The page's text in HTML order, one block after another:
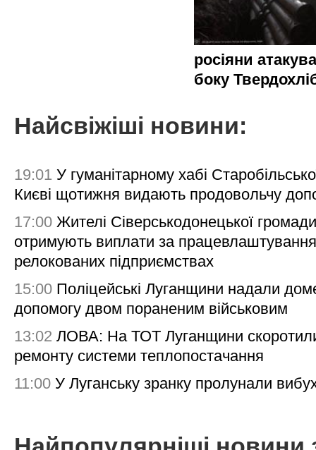
росіяни
боку
Найсвіжіші новини:
19:01 У гуманітарному хабі
Києві щотижня видають продовольчу
17:00 Жителі Сіверськодонецької
отримують виплати за
релокованих підприємствах
15:00 Поліцейські Луганщини надали
допомогу двом пораненим військовим
13:02 ЛОВА: На ТОТ Луганщини
ремонту системи теплопостачання
11:00 У Луганську зранку пролунали